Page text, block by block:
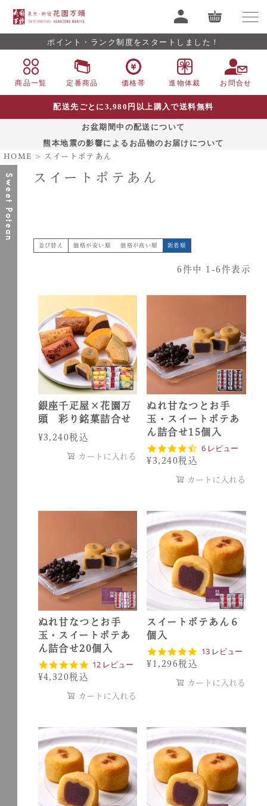
ポイント・ランク制度をスタートしました！
商品一覧 定番商品 価格帯 進物体裁 お問合せ
配送先ごとに3,980円以上購入で送料無料
お盆期間中の配送について
熊本地震の影響によるお品物のお届けについて
HOME スイートポテあん
Sweet Potean スイートポテあん
並び替え 価格が安い順 価格が高い順 新着順
6 件中 1 -6 件表示
銀座千疋屋×花園万
頭 彩り銘菓詰合せ
¥3,240税込
カートに入れる
ぬれ甘なつとお手
玉・スイートポテあ
ん詰合せ15個入
4
s
r
a
t
i
n
g
6 レビュー
¥ 3,240税込
カートに入れる
ぬれ甘なつとお手
玉・スイートポテあ
ん詰合せ20個入
4
s
r
a
i
n
g
12 レビュー
¥4,320税込
カートに入れる
スイートポテあん６
個入
4
s
t
n
g
13 レビュー
¥ 1,296税込
カートに入れる